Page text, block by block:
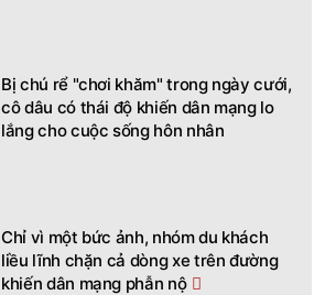
Bị chú rể "chơi khăm" trong ngày cưới,
cô dâu có thái độ khiến dân mạng lo
lắng cho cuộc sống hôn nhân
Chỉ vì một bức ảnh, nhóm du khách
liều lĩnh chặn cả dòng xe trên đường
khiến dân mạng phẫn nộ